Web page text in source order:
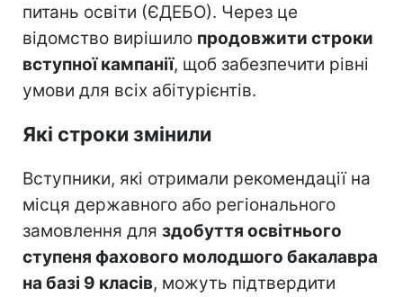
питань освіти (ЄДЕБО). Через це
відомство вирішило продовжити строки
вступної кампанії, щоб забезпечити рівні
умови для всіх абітурієнтів.
Які строки змінили
Вступники, які отримали рекомендації на
місця державного або регіонального
замовлення для здобуття освітнього
ступеня фахового молодшого бакалавра
на базі 9 класів, можуть підтвердити